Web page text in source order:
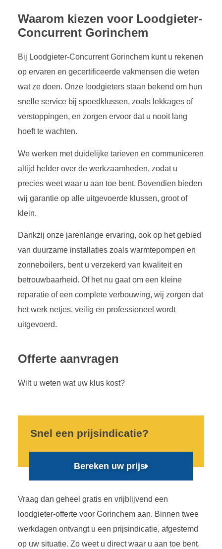
Waarom kiezen voor Loodgieter-
Concurrent Gorinchem
Bij Loodgieter-Concurrent Gorinchem kunt u rekenen
op ervaren en gecertificeerde vakmensen die weten
wat ze doen. Onze loodgieters staan bekend om hun
snelle service bij spoedklussen, zoals lekkages of
verstoppingen, en zorgen ervoor dat u nooit lang
hoeft te wachten.
We werken met duidelijke tarieven en communiceren
altijd helder over de werkzaamheden, zodat u
precies weet waar u aan toe bent. Bovendien bieden
wij garantie op alle uitgevoerde klussen, groot of
klein.
Dankzij onze jarenlange ervaring, ook op het gebied
van duurzame installaties zoals warmtepompen en
zonneboilers, bent u verzekerd van kwaliteit en
betrouwbaarheid. Of het nu gaat om een kleine
reparatie of een complete verbouwing, wij zorgen dat
het werk netjes, veilig en professioneel wordt
uitgevoerd.
Offerte aanvragen
Wilt u weten wat uw klus kost?
Snel een prijsindicatie?
Bereken uw prijs
Vraag dan geheel gratis en vrijblijvend een
loodgieter-offerte voor Gorinchem aan. Binnen twee
werkdagen ontvangt u een prijsindicatie, afgestemd
op uw situatie. Zo weet u direct waar u aan toe bent.